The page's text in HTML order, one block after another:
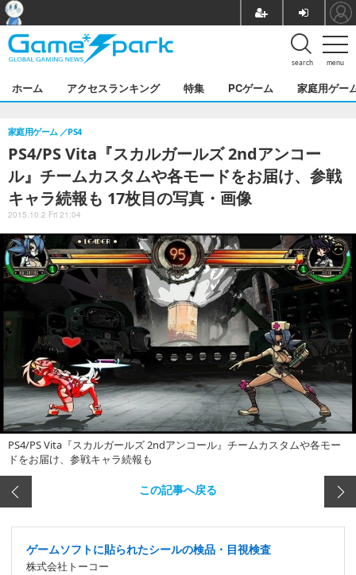
menu
search
ホーム アクセスランキング 特集 PCゲーム 家庭用ゲー
PS4/PS Vita『スカルガールズ 2ndアンコー
ル』チームカスタムや各モードをお届け、参戦
キャラ続報も 17枚目の写真・画像
家庭用ゲーム PS4
2015.10.2 Fri 21:04
PS4/PS Vita『スカルガールズ 2ndアンコール』チームカスタムや各モー
ドをお届け、参戦キャラ続報も
この記事へ戻る
ゲームソフトに貼られたシールの検品・目視検査
株式会社トーコー